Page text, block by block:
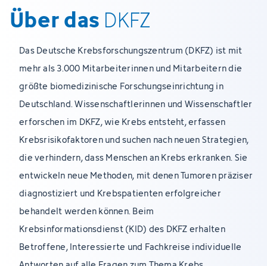
Über das DKFZ
Das Deutsche Krebsforschungszentrum (DKFZ) ist mit
mehr als 3.000 Mitarbeiterinnen und Mitarbeitern die
größte biomedizinische Forschungseinrichtung in
Deutschland. Wissenschaftlerinnen und Wissenschaftler
erforschen im DKFZ, wie Krebs entsteht, erfassen
Krebsrisikofaktoren und suchen nach neuen Strategien,
die verhindern, dass Menschen an Krebs erkranken. Sie
entwickeln neue Methoden, mit denen Tumoren präziser
diagnostiziert und Krebspatienten erfolgreicher
behandelt werden können. Beim
Krebsinformationsdienst (KID) des DKFZ erhalten
Betroffene, Interessierte und Fachkreise individuelle